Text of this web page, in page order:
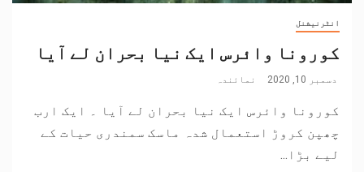
انٹرنیشنل
کورونا وائرس ایک نیا بحران لے آیا
دسمبر 10, 2020 نمائندہ
کورونا وائرس ایک نیا بحران لے آیا ۔ ایک ارب
چھپن کروڑ استعمال شدہ ماسک سمندری حیات کے
لیے بڑا...